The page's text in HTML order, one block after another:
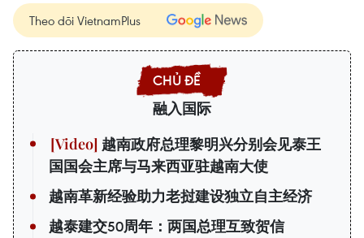
Theo dõi VietnamPlus
融入国际
越南政府总理黎明兴分别会见泰王
国国会主席与马来西亚驻越南大使
越南革新经验助力老挝建设独立自主经济
越泰建交50周年：两国总理互致贺信